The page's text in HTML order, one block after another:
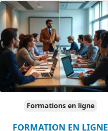
Formations en ligne
FORMATION EN LIGNE